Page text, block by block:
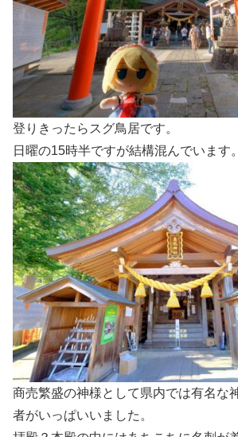
登りきったらスグ鳥居です。
日曜の15時半ですが結構混んでいます。
商売繁盛の神様として県内では有名な
者がいっぱいいました。